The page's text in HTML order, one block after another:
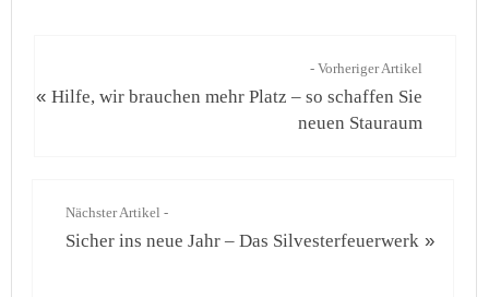
- Vorheriger Artikel
«Hilfe, wir brauchen mehr Platz – so schaffen Sie
neuen Stauraum
Nächster Artikel -
Sicher ins neue Jahr – Das Silvesterfeuerwerk »